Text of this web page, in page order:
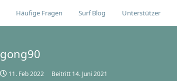
Häufige Fragen Surf Blog Unterstützer
gong90
11. Feb 2022 Beitritt 14. Juni 2021